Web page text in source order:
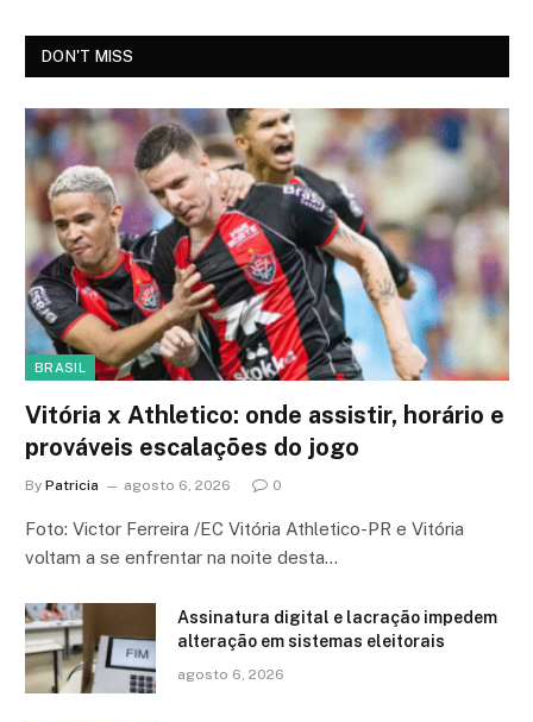
DON'T MISS
BRASIL
Vitória x Athletico: onde assistir, horário e
prováveis escalações do jogo
By Patricia agosto 6, 2026 0
Foto: Victor Ferreira /EC Vitória Athletico-PR e Vitória
voltam a se enfrentar na noite desta…
Assinatura digital e lacração impedem
alteração em sistemas eleitorais
agosto 6, 2026